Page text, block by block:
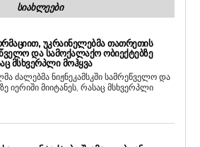
ᲡᲘᲐᲮᲚᲔᲔᲑᲘ
ᲣᲙᲠᲐᲘᲜᲔᲚᲔᲑᲛᲐ ᲗᲐᲗᲠᲔᲗᲘᲡ
ᲓᲐ ᲡᲐᲛᲝᲥᲐᲚᲐᲥᲝ ᲝᲑᲘᲔᲥᲢᲔᲑᲖᲔ
ᲛᲡᲮᲕᲔᲠᲞᲚᲘ ᲛᲝᲰᲧᲕᲐ
ძალებმა ნიჟნეკამსკში სამრეწველო და
იერიში მიიტანეს, რასაც მსხვერპლი